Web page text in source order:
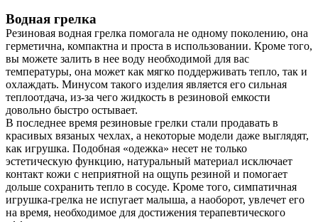
Водная грелка
Резиновая водная грелка помогала не одному поколению, она
герметична, компактна и проста в использовании. Кроме того,
вы можете залить в нее воду необходимой для вас
температуры, она может как мягко поддерживать тепло, так и
охлаждать. Минусом такого изделия является его сильная
теплоотдача, из-за чего жидкость в резиновой емкости
довольно быстро остывает.
В последнее время резиновые грелки стали продавать в
красивых вязаных чехлах, а некоторые модели даже выглядят,
как игрушка. Подобная «одежка» несет не только
эстетическую функцию, натуральный материал исключает
контакт кожи с неприятной на ощупь резиной и помогает
дольше сохранить тепло в сосуде. Кроме того, симпатичная
игрушка-грелка не испугает малыша, а наоборот, увлечет его
на время, необходимое для достижения терапевтического